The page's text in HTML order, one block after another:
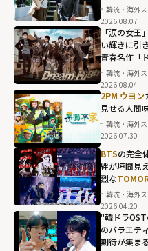
2PM ジュノ
の"静"が奇跡の
融合 火花を散ら
す痛快コメディ
「キム課長とソ
理事～Bravo!
Your Life～」"
width="304"
height="203"
loading="lazy"
fetchpriority="h
igh">
韓流・海外
2026.08.07
2PM テギョンら
豪華共演の青春
名作「ドリーム
ハイ」"
width="304"
height="203"
loading="lazy"
fetchpriority="h
igh">
「涙の女王」
い輝きに引
青春名作「
韓流・海外
2026.08.04
2PM ウヨン
見せる人間
韓流・海外
2026.07.30
BTSの完全
絆が垣間見
烈な
を象徴する"
韓流・海外
2026.04.20
"韓ドラ
のバラエテ
期待が集ま